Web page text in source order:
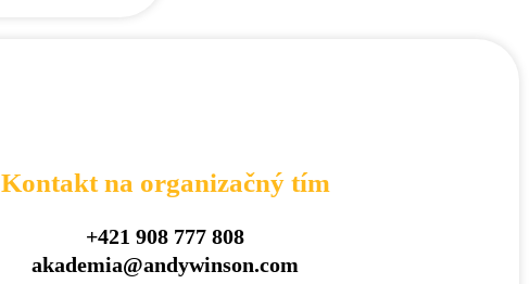
Kontakt na organizačný tím
+421 908 777 808
akademia@andywinson.com